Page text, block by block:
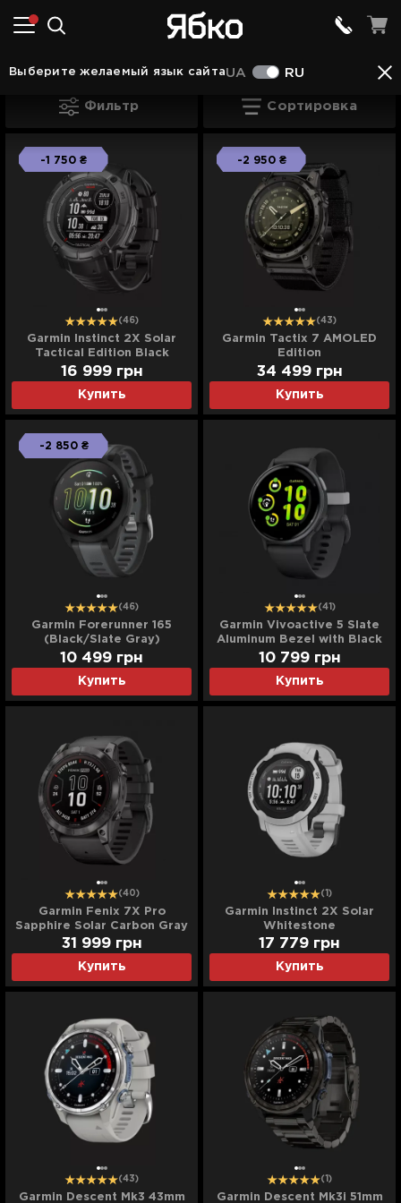
Выберите желаемый язык сайтаUA RU
Для горного спорта в Камянце - Подольском
Для горного спорта в Камянце -
Фильтр Сортировка
-1 750 ₴
(46)
Garmin Instinct 2X Solar
Tactical Edition Black
Купить
16 999 грн
-2 950 ₴
(43)
Garmin Tactix 7 AMOLED
Edition
Купить
34 499 грн
-2 850 ₴
(46)
Garmin Forerunner 165
(Black/Slate Gray)
Купить
10 499 грн
(41)
Garmin Vivoactive 5 Slate
Aluminum Bezel with Black
Case and Silicone Band
Купить
10 799 грн
(40)
Garmin Fenix 7X Pro
Sapphire Solar Carbon Gray
DLC Titanium with Black
Band
Купить
31 999 грн
(1)
Garmin Instinct 2X Solar
Whitestone
Купить
17 779 грн
(43)
Garmin Descent Mk3 43mm
(1)
Garmin Descent Mk3i 51mm